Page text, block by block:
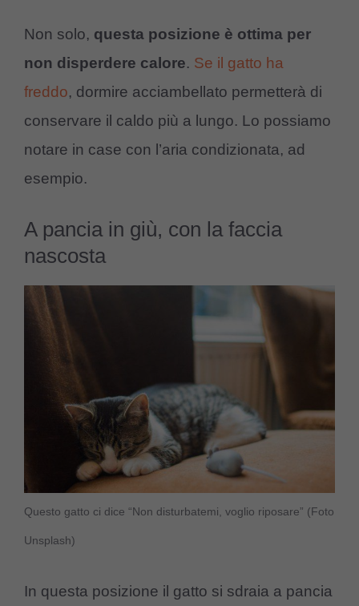
Non solo, questa posizione è ottima per
non disperdere calore. Se il gatto ha
freddo, dormire acciambellato permetterà di
conservare il caldo più a lungo. Lo possiamo
notare in case con l’aria condizionata, ad
esempio.
A pancia in giù, con la faccia
nascosta
Questo gatto ci dice “Non disturbatemi, voglio riposare” (Foto
Unsplash)
In questa posizione il gatto si sdraia a pancia